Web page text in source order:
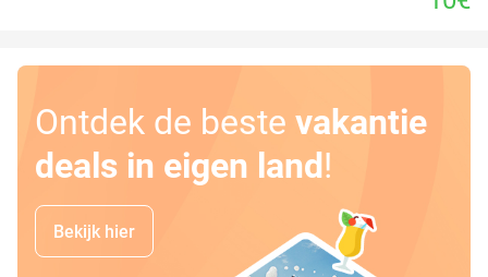
Ontdek de beste vakantie
deals in eigen land!
Bekijk hier